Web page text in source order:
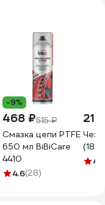
-9%
468 ₽515 ₽
Смазка цепи PTFE
650 мл BiBiCare
4410
4.6(28)
(18")
4.8